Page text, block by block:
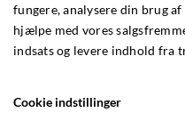
fungere, analysere din brug
hjælpe med vores
indsats og levere indhold fra
Cookie indstillinger